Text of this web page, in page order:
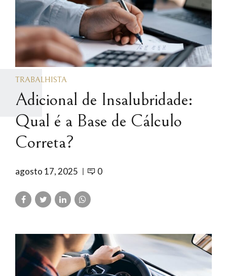
TRABALHISTA
Adicional de Insalubridade:
Qual é a Base de Cálculo
Correta?
agosto 17, 2025 0